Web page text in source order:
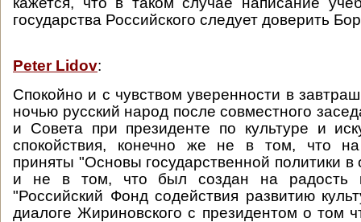
государства Российского следует доверить
Peter Lidov:
Спокойно и с чувством уверенности в
ночью русский народ после совместного
и Совета при президенте по культуре и
спокойствия, конечно же не в том, что
приняты "Основы государственной политики в
и не в том, что был создан на радость
"Российский Фонд содействия развитию
диалоге Жириновского с президентом о том